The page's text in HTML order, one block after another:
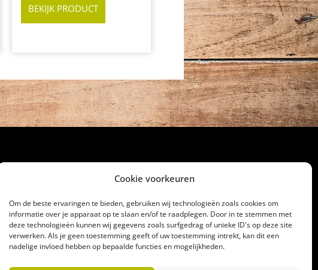
Cookie voorkeuren
Om de beste ervaringen te bieden, gebruiken wij technologieën zoals cookies om
informatie over je apparaat op te slaan en/of te raadplegen. Door in te stemmen met
deze technologieën kunnen wij gegevens zoals surfgedrag of unieke ID's op deze site
verwerken. Als je geen toestemming geeft of uw toestemming intrekt, kan dit een
nadelige invloed hebben op bepaalde functies en mogelijkheden.
BEKIJK PRODUCT
CONTACT
3572BE Utrecht
Tel.030-2732186
biologischeslagerij@gerrittakke.nl